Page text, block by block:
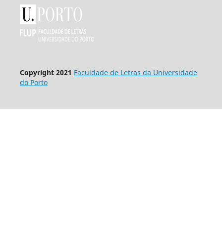
Copyright 2021 Faculdade de Letras da Universidade
do Porto